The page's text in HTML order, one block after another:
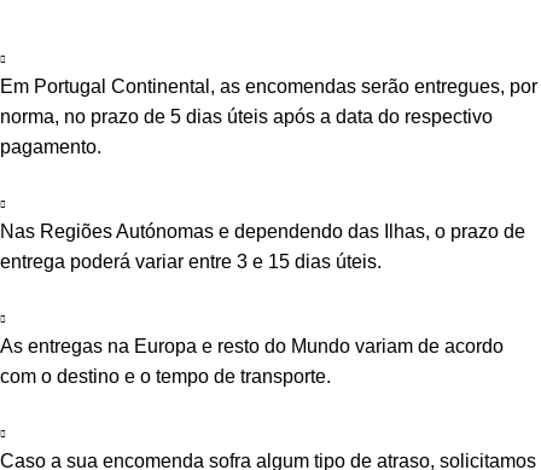
Em Portugal Continental, as encomendas serão entregues, por
norma, no prazo de 5 dias úteis após a data do respectivo
pagamento.
Nas Regiões Autónomas e dependendo das Ilhas, o prazo de
entrega poderá variar entre 3 e 15 dias úteis.
As entregas na Europa e resto do Mundo variam de acordo
com o destino e o tempo de transporte.
Caso a sua encomenda sofra algum tipo de atraso, solicitamos